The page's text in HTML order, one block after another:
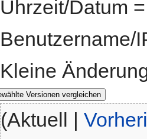
Uhrzeit/Datum
Benutzername/
Kleine
(Aktuell |